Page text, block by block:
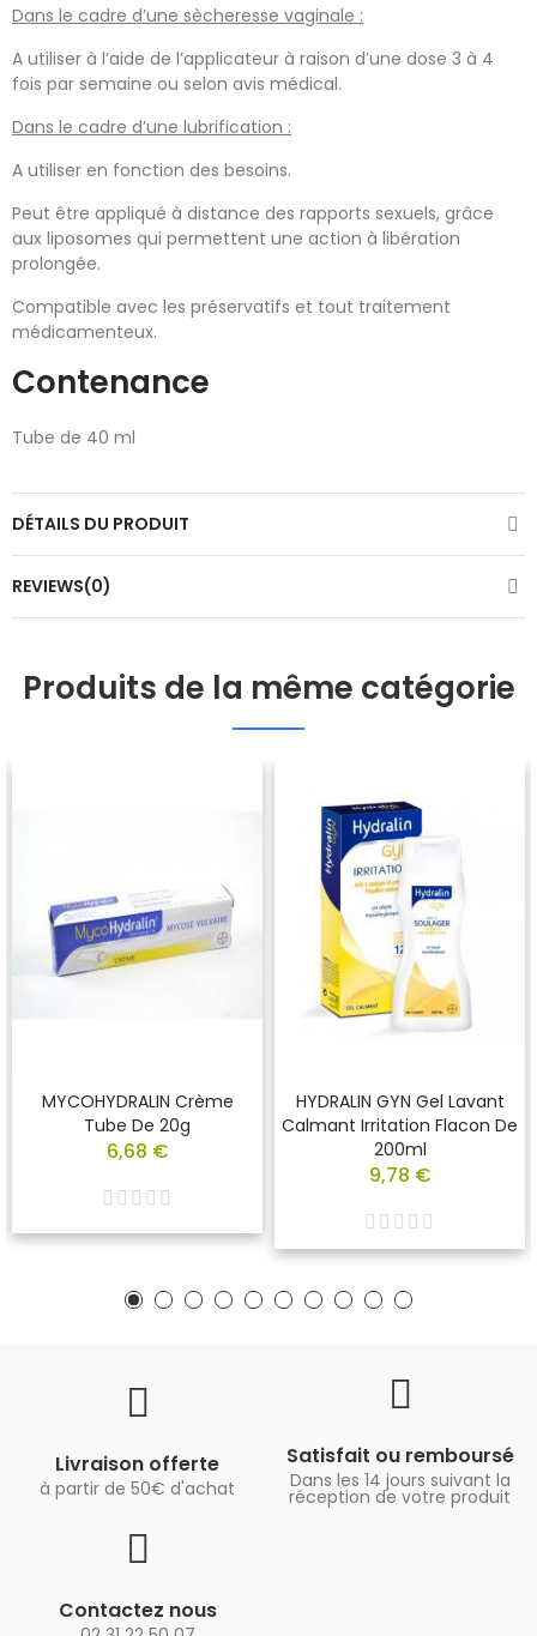
Dans le cadre d’une sècheresse vaginale :
A utiliser à l’aide de l’applicateur à raison d’une dose 3 à 4
fois par semaine ou selon avis médical.
Dans le cadre d’une lubrification :
A utiliser en fonction des besoins.
Peut être appliqué à distance des rapports sexuels, grâce
aux liposomes qui permettent une action à libération
prolongée.
Compatible avec les préservatifs et tout traitement
médicamenteux.
Contenance
Tube de 40 ml
DÉTAILS DU PRODUIT
REVIEWS(0)
Produits de la même catégorie
MYCOHYDRALIN Crème
Tube De 20g
6,68 €
HYDRALIN GYN Gel Lavant
Calmant Irritation Flacon De
200ml
9,78 €
Livraison offerte
à partir de 50€ d'achat
Satisfait ou remboursé
Dans les 14 jours suivant la
réception de votre produit
Contactez nous